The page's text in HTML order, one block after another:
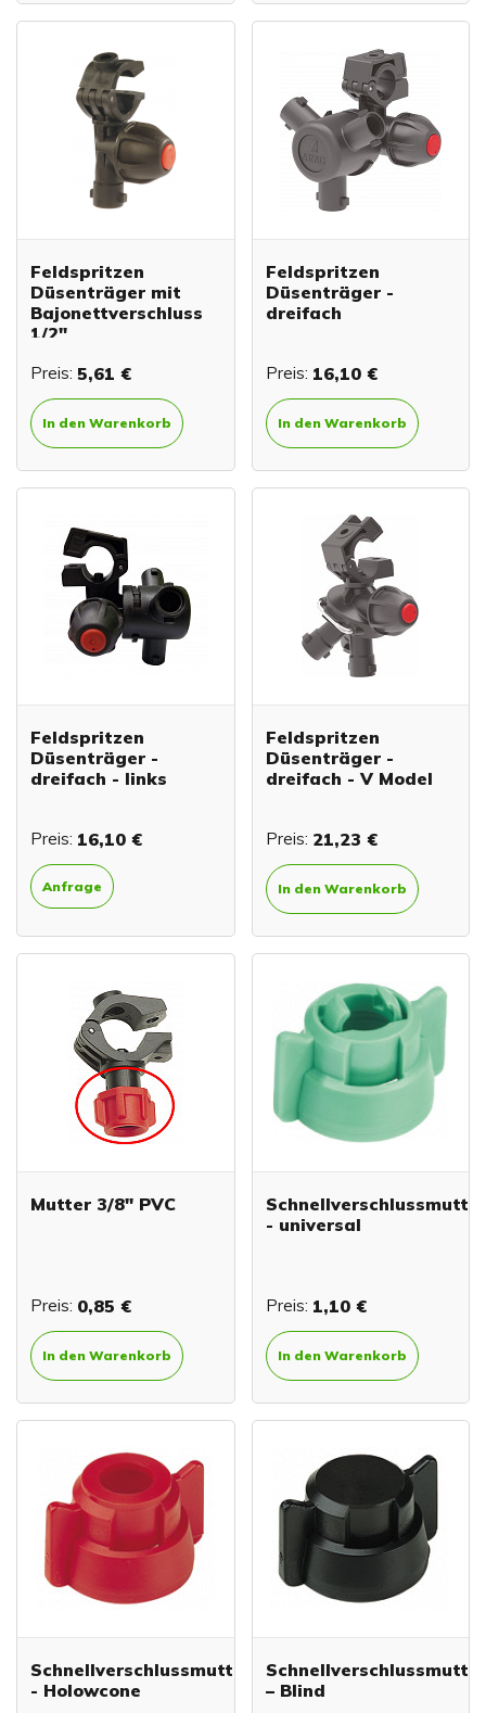
Feldspritzen
Düsenträger mit
Bajonettverschluss
1/2"
Preis: 5,61 €
In den Warenkorb
Feldspritzen
Düsenträger -
dreifach
Preis: 16,10 €
In den Warenkorb
Feldspritzen
Düsenträger -
dreifach - links
Preis: 16,10 €
Anfrage
Feldspritzen
Düsenträger -
dreifach - V Model
Preis: 21,23 €
In den Warenkorb
Mutter 3/8" PVC
Preis: 0,85 €
In den Warenkorb
Schnellverschlussmutter
- universal
Preis: 1,10 €
In den Warenkorb
Schnellverschlussmutter
- Holowcone
Schnellverschlussmutter
– Blind